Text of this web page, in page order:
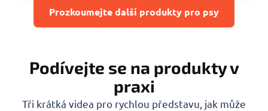
Prozkoumejte další produkty pro psy
Podívejte se na produkty v
praxi
Tři krátká videa pro rychlou představu, jak může